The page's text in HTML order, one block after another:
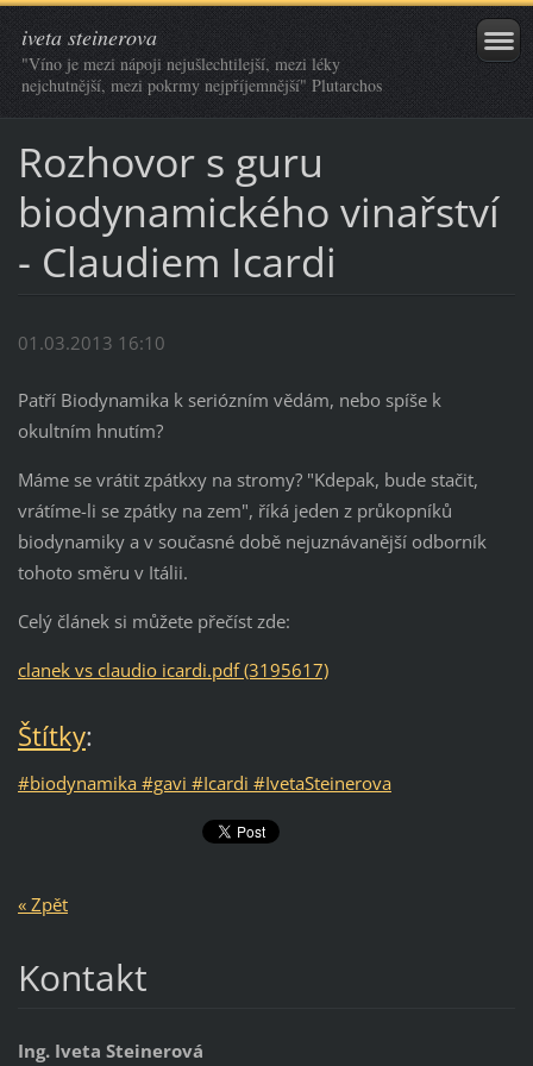
iveta steinerova
"Víno je mezi nápoji nejušlechtilejší, mezi léky
nejchutnější, mezi pokrmy nejpříjemnější" Plutarchos
Rozhovor s guru
biodynamického vinařství
- Claudiem Icardi
01.03.2013 16:10
Patří Biodynamika k seriózním vědám, nebo spíše k
okultním hnutím?
Máme se vrátit zpátkxy na stromy? "Kdepak, bude stačit,
vrátíme-li se zpátky na zem", říká jeden z průkopníků
biodynamiky a v současné době nejuznávanější odborník
tohoto směru v Itálii.
Celý článek si můžete přečíst zde:
clanek vs claudio icardi.pdf (3195617)
Štítky:
#biodynamika #gavi #Icardi #IvetaSteinerova
« Zpět
Kontakt
Ing. Iveta Steinerová